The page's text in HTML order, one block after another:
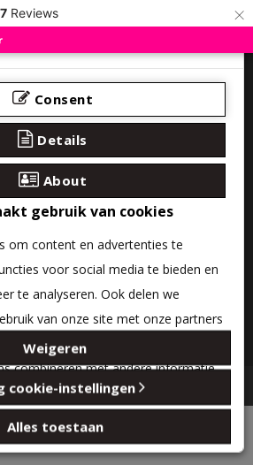
Reviews ×
0 product(en) - €0,00
Consent
Details
About
gebruik van cookies
om content en advertenties te
voor social media te bieden en
te analyseren. Ook delen we
van onze site met onze partners
en analyse. Deze partners
combineren met andere informatie
of die ze hebben verzameld op
hun services.
Weigeren
cookie-instellingen
Alles toestaan